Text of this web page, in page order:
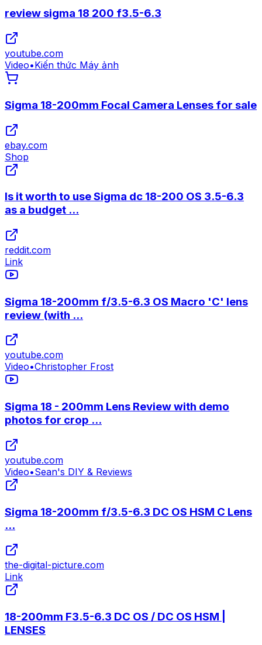
review sigma 18 200 f3.5-6.3
youtube.com
Video•Kiến thức Máy ảnh
Sigma 18-200mm Focal Camera Lenses for sale
ebay.com
Shop
Is it worth to use Sigma dc 18-200 OS 3.5-6.3
as a budget ...
reddit.com
Link
Sigma 18-200mm f/3.5-6.3 OS Macro 'C' lens
review (with ...
youtube.com
Video•Christopher Frost
Sigma 18 - 200mm Lens Review with demo
photos for crop ...
youtube.com
Video•Sean's DIY & Reviews
Sigma 18-200mm f/3.5-6.3 DC OS HSM C Lens
...
the-digital-picture.com
Link
18-200mm F3.5-6.3 DC OS / DC OS HSM |
LENSES